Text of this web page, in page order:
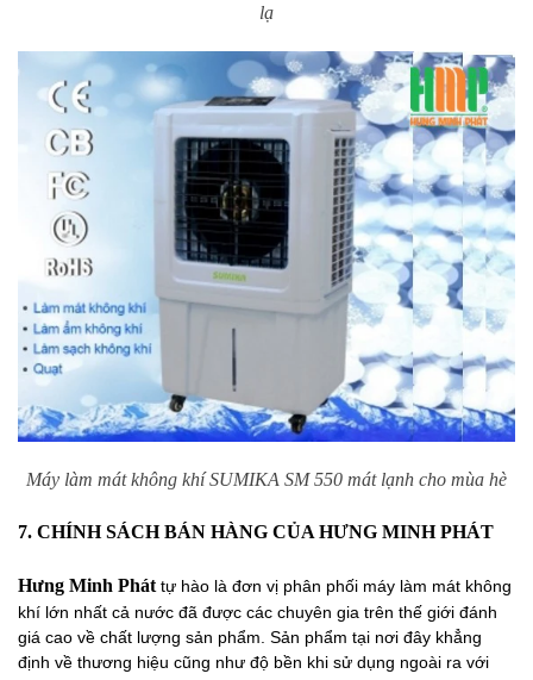
lạ
Máy làm mát không khí SUMIKA SM 550 mát lạnh cho mùa hè
7. CHÍNH SÁCH BÁN HÀNG CỦA HƯNG MINH PHÁT
Hưng Minh Phát tự hào là đơn vị phân phối máy làm mát không
khí lớn nhất cả nước đã được các chuyên gia trên thế giới đánh
giá cao về chất lượng sản phẩm. Sản phẩm tại nơi đây khẳng
định về thương hiệu cũng như độ bền khi sử dụng ngoài ra với